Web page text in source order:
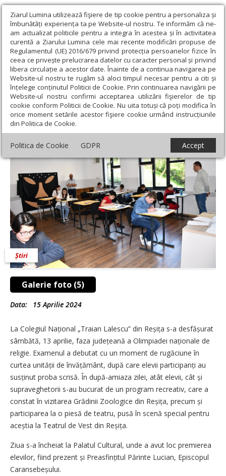
Ziarul Lumina utilizează fişiere de tip cookie pentru a personaliza și
îmbunătăți experiența ta pe Website-ul nostru. Te informăm că ne-
am actualizat politicile pentru a integra în acestea și în activitatea
curentă a Ziarului Lumina cele mai recente modificări propuse de
Regulamentul (UE) 2016/679 privind protecția persoanelor fizice în
ceea ce privește prelucrarea datelor cu caracter personal și privind
libera circulație a acestor date. Înainte de a continua navigarea pe
Website-ul nostru te rugăm să aloci timpul necesar pentru a citi și
înțelege conținutul Politicii de Cookie. Prin continuarea navigării pe
Website-ul nostru confirmi acceptarea utilizării fişierelor de tip
cookie conform Politicii de Cookie. Nu uita totuși că poți modifica în
orice moment setările acestor fişiere cookie urmând instrucțiunile
din Politica de Cookie.
Politica de Cookie GDPR Accept
Ziarul Lumina › Actualitate religioasă › Știri › Olimpiada de
religie în Caraș‑Severin
Olimpiada de religie în Caraș‑Severin
Galerie foto (5)
Știri
Data: 15 Aprilie 2024
La Colegiul Național „Traian Lalescu” din Reșița s-a desfășurat
sâmbătă, 13 aprilie, faza județeană a Olimpiadei naționale de
religie. Examenul a debutat cu un moment de rugăciune în
curtea unității de învățământ, după care elevii partici­panți au
susținut proba scrisă. În după-amiaza zilei, atât elevii, cât și
supraveghetorii s-au bucurat de un program recreativ, care a
constat în vizitarea Grădinii Zoologice din Reșița, precum și
participarea la o piesă de teatru, pusă în scenă special pentru
aceștia la Teatrul de Vest din Reșița.
Ziua s-a încheiat la Palatul Cultural, unde a avut loc premierea
elevilor, fiind prezent și Preasfințitul Părinte Lucian, Episcopul
Caranse­beșului.